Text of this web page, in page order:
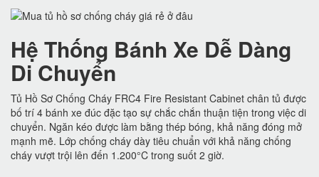
Hệ Thống Bánh Xe Dễ Dàng
Di Chuyển
Tủ Hồ Sơ Chống Cháy FRC4 Fire Resistant Cabinet chân tủ được
bố trí 4 bánh xe đúc đặc tạo sự chắc chắn thuận tiện trong việc di
chuyển. Ngăn kéo được làm bằng thép bóng, khả năng đóng mở
mạnh mẽ. Lớp chống cháy dày tiêu chuẩn với khả năng chống
cháy vượt trội lên đến 1.200°C trong suốt 2 giờ.